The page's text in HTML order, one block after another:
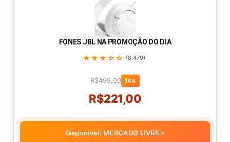
FONES JBL NA PROMOÇÃO DO DIA
★★★☆☆ (8.479)
R$499,00 56%
R$221,00
Disponível: MERCADO LIVRE→